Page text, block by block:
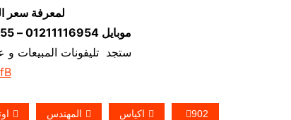
لمعرفة سعر
موبايل 01211116954 – 01211116955 – 01211116956–01211116958
ستجد تليفونات المبيعات
902 اكياس المهندس